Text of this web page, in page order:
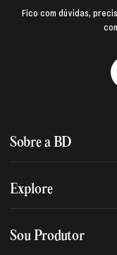
Fico com dúvidas,
Sobre a BD
Quem somos
Explore
Assessoria de imprensa
Sou Produtor